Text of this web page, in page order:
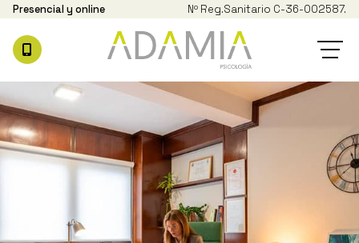
Presencial y online Nº Reg.Sanitario C-36-002587.